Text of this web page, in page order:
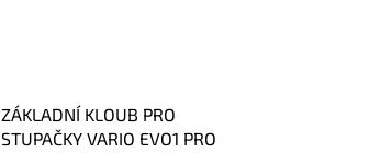
ZÁKLADNÍ KLOUB PRO
STUPAČKY VARIO EVO1 PRO